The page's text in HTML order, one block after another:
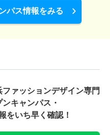
パス情報をみる
ァッションデザイン専門
ンキャンパス・
をいち早く確認！